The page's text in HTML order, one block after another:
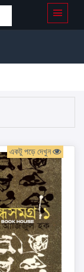
একটু পড়ে দেখুন